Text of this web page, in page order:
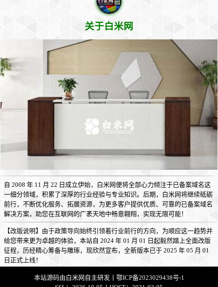
关于白米网
自 2008 年 11 月 22 日成立伊始，白米网便将全部心力倾注于已备案域名这
一细分领域，积累了深厚的行业经验与专业知识。后期，白米网将继续砥砺
前行，不断优化服务、拓展资源，为更多客户提供优质、可靠的已备案域名
解决方案，助您在互联网的广袤天地中畅意翱翔，实现无限可能！
【改版说明】由于政策导向始终引领着行业前行的方向，为顺应这一趋势并
给您带来更为卓越的体验，本站自 2024 年 01 月 01 日起毅然踏上全面改版
征程，历经精心筹备与雕琢，现欣然宣布，全新版本已于 2025 年 05 月 01
日正式上线！
本站源码由白米网 自主研发丨 鄂ICP备2023029438号-1